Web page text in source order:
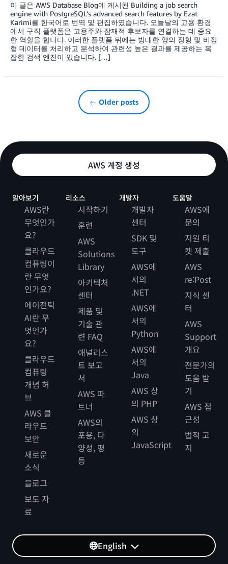
이 글은 AWS Database Blog에 게시된 Building a job search
engine with PostgreSQL’s advanced search features by Ezat
Karimi를 한국어로 번역 및 편집하였습니다. 오늘날의 고용 환경
에서 구직 플랫폼은 고용주와 잠재적 후보자를 연결하는 데 중요
한 역할을 합니다. 이러한 플랫폼 뒤에는 방대한 양의 정형 및 비정
형 데이터를 처리하고 분석하여 관련성 높은 결과를 제공하는 복
잡한 검색 엔진이 있습니다. […]
← Older posts
AWS 계정 생성
알아보기
AWS란
무엇인가
요?
클라우드
컴퓨팅이
란 무엇
인가요?
에이전틱
AI란 무
엇인가
요?
클라우드
컴퓨팅
개념 허
브
AWS 클
라우드
보안
새로운
소식
블로그
보도 자
료
리소스
시작하기
훈련
AWS
Solutions
Library
아키텍처
센터
제품 및
기술 관
련 FAQ
애널리스
트 보고
서
AWS 파
트너
AWS의
포용, 다
양성, 평
등
개발자
개발자
센터
SDK 및
도구
AWS에
서의
.NET
AWS에
서의
Python
AWS에
서의
Java
AWS 상
의 PHP
AWS 상
의
JavaScript
도움말
AWS에
문의
지원 티
켓 제출
AWS
re:Post
지식 센
터
AWS
Support
개요
전문가의
도움 받
기
AWS 접
근성
법적 고
지
English